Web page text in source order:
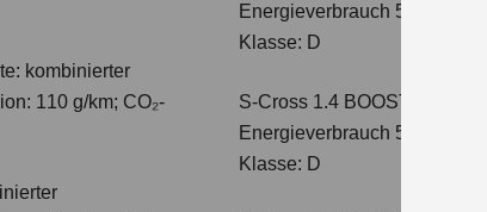
kombinierter
110 g/km; CO₂-
Energieverbrauch 5,8 l/100
Klasse: D
S-Cross 1.4 BOOSTERJET
Energieverbrauch 5,6 l/100
Klasse: D